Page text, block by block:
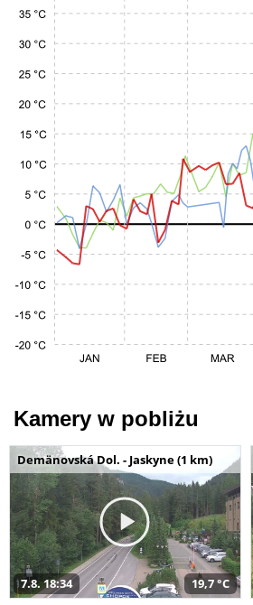
Kamery w pobliżu
Demänovská Dol. - Jaskyne (1 km)
7.8. 18:34 19,7 °C